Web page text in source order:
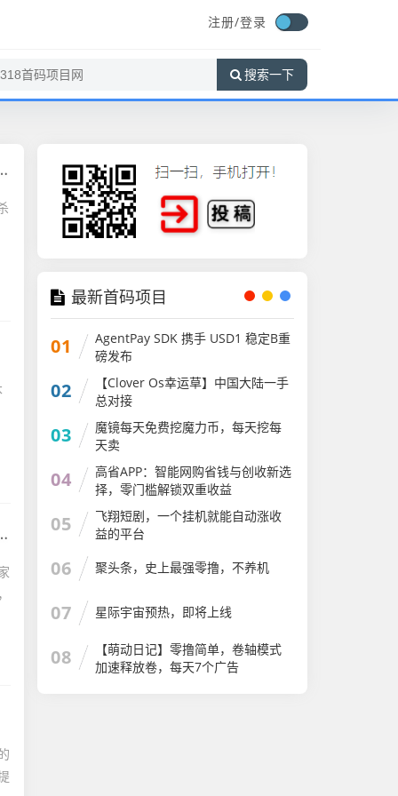
注册/登录
搜索一下
最新首码项目
01
AgentPay SDK 携手 USD1 稳定B重
磅发布
02
【Clover Os幸运草】中国大陆一手
总对接
03
魔镜每天免费挖魔力币，每天挖每
天卖
04
高省APP：智能网购省钱与创收新选
择，零门槛解锁双重收益
05
飞翔短剧，一个挂机就能自动涨收
益的平台
06 聚头条，史上最强零撸，不养机
07 星际宇宙预热，即将上线
08
【萌动日记】零撸简单，卷轴模式
加速释放卷，每天7个广告